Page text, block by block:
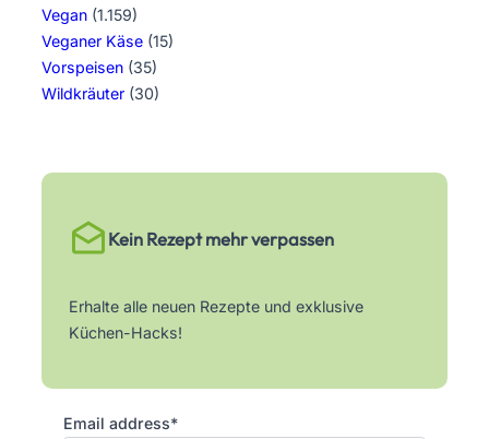
Vegan (1.159)
Veganer Käse (15)
Vorspeisen (35)
Wildkräuter (30)
Kein Rezept mehr verpassen
Erhalte alle neuen Rezepte und exklusive
Küchen-Hacks!
Email address*